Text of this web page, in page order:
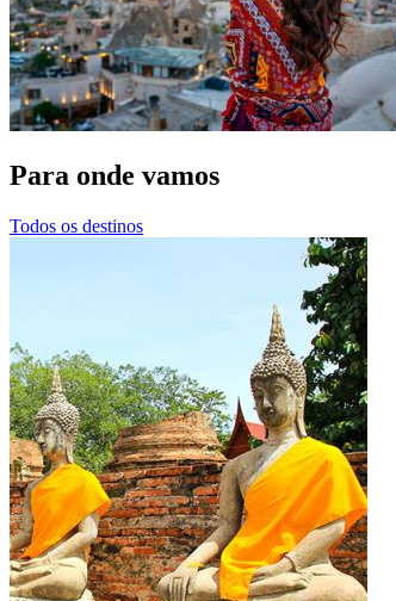
Para onde vamos
Todos os destinos